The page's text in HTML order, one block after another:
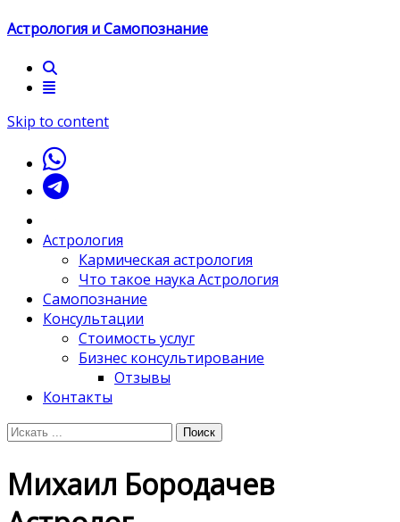
Астрология и Самопознание
Skip to content
Астрология
Кармическая астрология
Что такое наука Астрология
Самопознание
Консультации
Стоимость услуг
Бизнес консультирование
Отзывы
Контакты
Михаил Бородачев